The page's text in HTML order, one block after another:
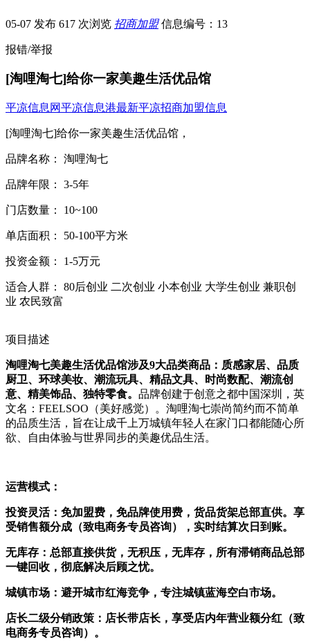
05-07 发布 617 次浏览 招商加盟 信息编号：13
报错/举报
[淘哩淘七]给你一家美趣生活优品馆
平凉信息网平凉信息港最新平凉招商加盟信息
[淘哩淘七]给你一家美趣生活优品馆，
品牌名称： 淘哩淘七
品牌年限： 3-5年
门店数量： 10~100
单店面积： 50-100平方米
投资金额： 1-5万元
适合人群： 80后创业 二次创业 小本创业 大学生创业 兼职创
业 农民致富
项目描述
淘哩淘七美趣生活优品馆涉及9大品类商品：质感家居、品质
厨卫、环球美妆、潮流玩具、精品文具、时尚数配、潮流创
意、精美饰品、独特零食。 品牌创建于创意之都中国深圳，英
文名：FEELSOO（美好感觉）。淘哩淘七崇尚简约而不简单
的品质生活，旨在让成千上万城镇年轻人在家门口都能随心所
欲、自由体验与世界同步的美趣优品生活。
运营模式：
投资灵活： 免加盟费，免品牌使用费，货品货架总部直供。享
受销售额分成（致电商务专员咨询），实时结算次日到账。
无库存： 总部直接供货，无积压，无库存，所有滞销商品总部
一键回收，彻底解决后顾之忧。
城镇市场 ： 避开城市红海竞争，专注城镇蓝海空白市场。
店长二级分销政策： 店长带店长，享受店内年营业额分红 （致
电商务专员咨询） 。